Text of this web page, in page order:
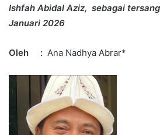
Ishfah Abidal Aziz, sebagai
Januari 2026
Oleh : Ana Nadhya Abrar*